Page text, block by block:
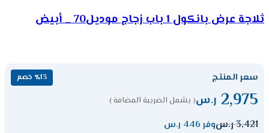
ثلاجة عرض بانكول 1 باب زجاج موديل70 _ أبيض
سعر المنتج ٪13 خصم
2,975 ر.س( يشمل الضريبة المضافة )
3,421ر.سوفر 446 ر.س